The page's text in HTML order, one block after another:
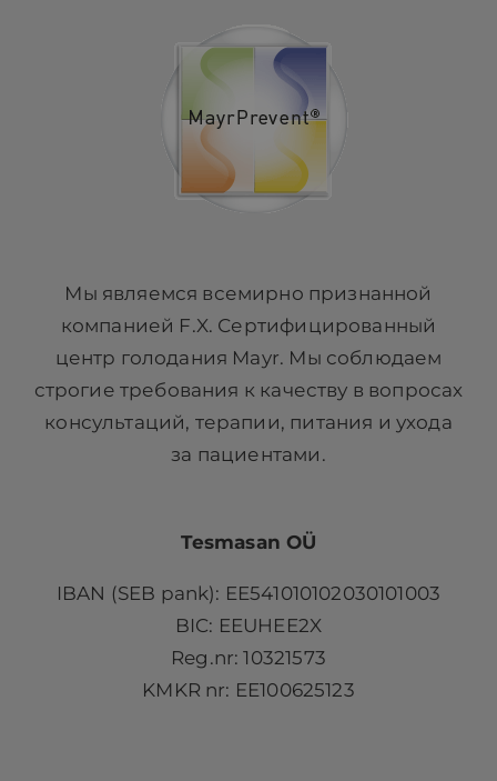
Мы являемся всемирно признанной
компанией F.X. Сертифицированный
центр голодания Mayr. Мы соблюдаем
строгие требования к качеству в вопросах
консультаций, терапии, питания и ухода
за пациентами.
Tesmasan OÜ
IBAN (SEB pank): EE541010102030101003
BIC: EEUHEE2X
Reg.nr: 10321573
KMKR nr: EE100625123